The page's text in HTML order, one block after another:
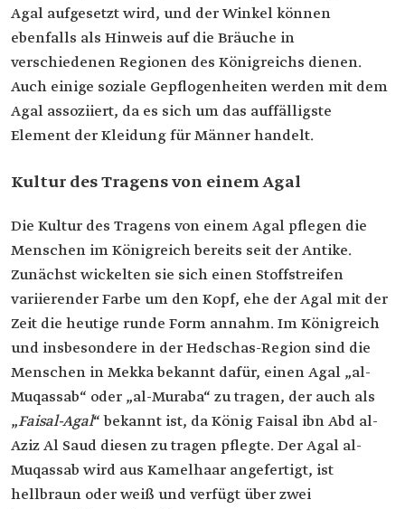
Agal aufgesetzt wird, und der Winkel können
ebenfalls als Hinweis auf die Bräuche in
verschiedenen Regionen des Königreichs dienen.
Auch einige soziale Gepflogenheiten werden mit dem
Agal assoziiert, da es sich um das auffälligste
Element der Kleidung für Männer handelt.
Kultur des Tragens von einem Agal
Die Kultur des Tragens von einem Agal pflegen die
Menschen im Königreich bereits seit der Antike.
Zunächst wickelten sie sich einen Stoffstreifen
variierender Farbe um den Kopf, ehe der Agal mit der
Zeit die heutige runde Form annahm. Im Königreich
und insbesondere in der Hedschas-Region sind die
Menschen in Mekka bekannt dafür, einen Agal „al-
Muqassab“ oder „al-Muraba“ zu tragen, der auch als
„Faisal-Agal“ bekannt ist, da König Faisal ibn Abd al-
Aziz Al Saud diesen zu tragen pflegte. Der Agal al-
Muqassab wird aus Kamelhaar angefertigt, ist
hellbraun oder weiß und verfügt über zwei